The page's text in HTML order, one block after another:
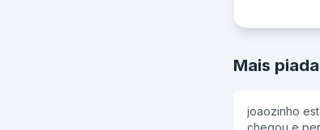
Mais
joaozinho
chegou e perguntou= -O